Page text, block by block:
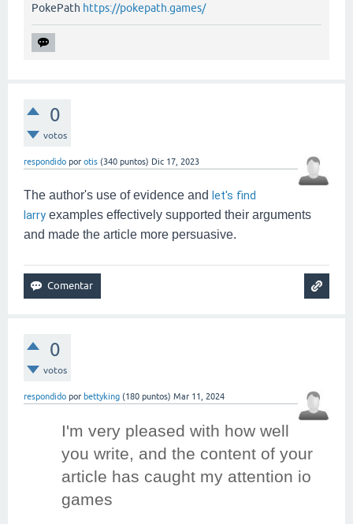
PokePath https://pokepath.games/
0
votos
respondido por otis (340 puntos) Dic 17, 2023
The author's use of evidence and let's find
larry examples effectively supported their arguments
and made the article more persuasive.
0
votos
respondido por bettyking (180 puntos) Mar 11, 2024
I'm very pleased with how well
you write, and the content of your
article has caught my attention io
games